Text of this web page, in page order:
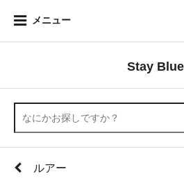
メニュー
Stay Blue
ルアー